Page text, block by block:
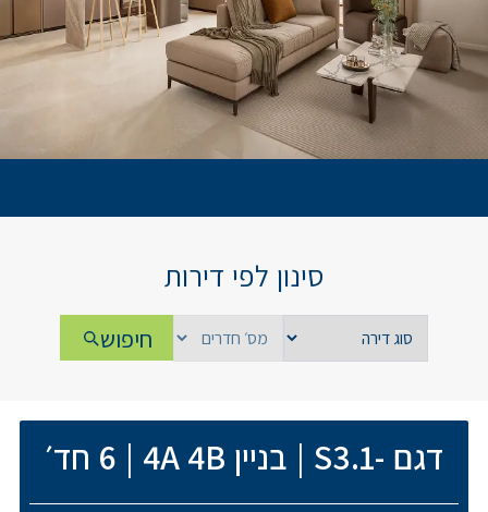
סינון לפי דירות
חיפוש
דגם -S3.1 | בניין 4A 4B | 6 חד׳